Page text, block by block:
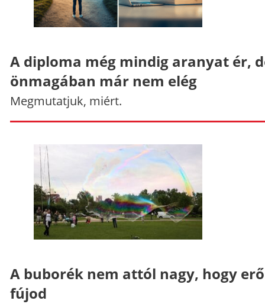
A diploma még mindig aranyat ér,
önmagában már nem elég
Megmutatjuk, miért.
A buborék nem attól nagy, hogy
fújod